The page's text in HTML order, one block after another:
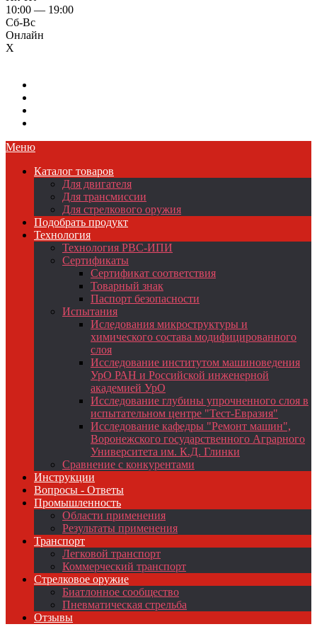
10:00 — 19:00
Сб-Вс
Онлайн
X
Меню
Каталог товаров
Для двигателя
Для трансмиссии
Для стрелкового оружия
Подобрать продукт
Технология
Технология РВС-ИПИ
Сертификаты
Сертификат соответствия
Товарный знак
Паспорт безопасности
Испытания
Иследования микроструктуры и
химического состава модифицированного
слоя
Исследование институтом машиноведения
УрО РАН и Российской инженерной
академией УрО
Исследование глубины упрочненного слоя в
испытательном центре "Тест-Евразия"
Исследование кафедры "Ремонт машин",
Воронежского государственного Аграрного
Университета им. К.Д. Глинки
Сравнение с конкурентами
Инструкции
Вопросы - Ответы
Промышленность
Области применения
Результаты применения
Транспорт
Легковой транспорт
Коммерческий транспорт
Стрелковое оружие
Биатлонное сообщество
Пневматическая стрельба
Отзывы